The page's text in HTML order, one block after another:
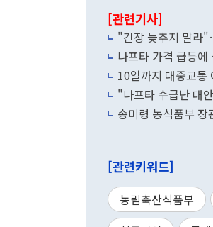
[관련기사]
"긴장 늦추지 말라
나프타 가격 급등
10일까지 대중교
"나프타 수급난 대
송미령 농식품부
[관련키워드]
농림축산식품부